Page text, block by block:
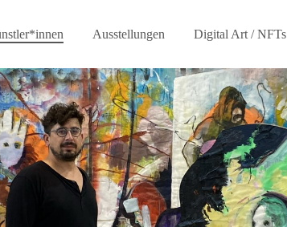
Ausstellungen Digital Art / NFTs